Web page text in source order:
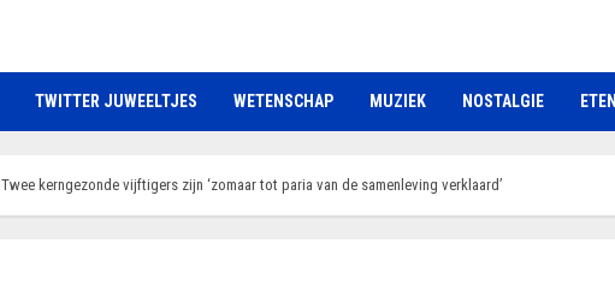
TWITTER JUWEELTJES WETENSCHAP MUZIEK NOSTALGIE ETEN
Twee kerngezonde vijftigers zijn ‘zomaar tot paria van de samenleving verklaard’